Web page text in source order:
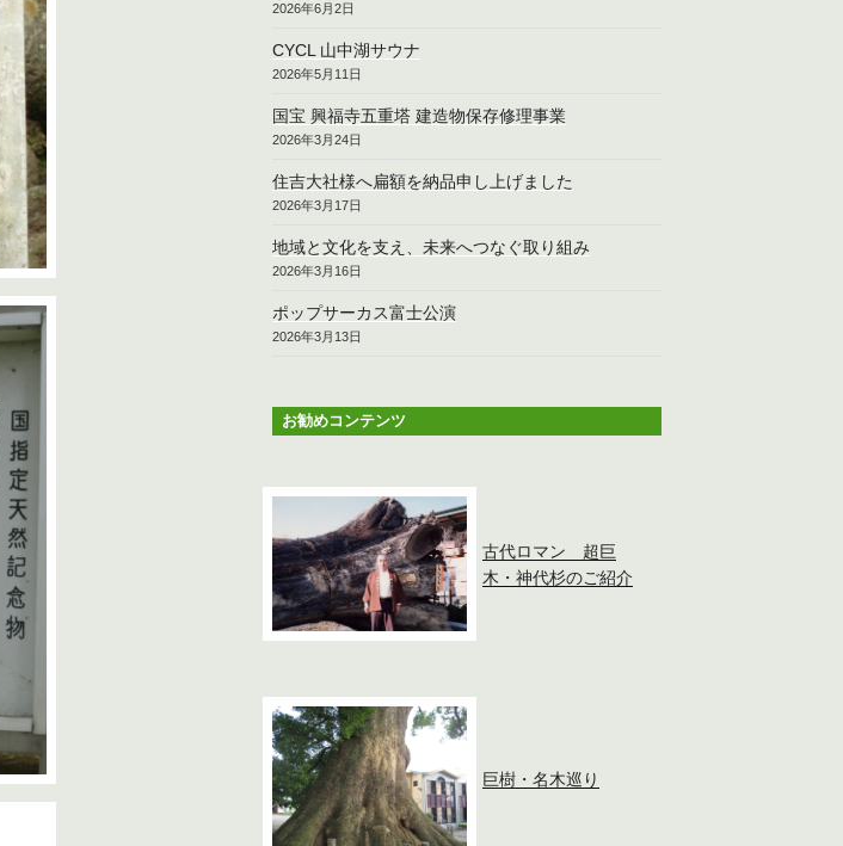
2026年6月2日
CYCL 山中湖サウナ
2026年5月11日
国宝 興福寺五重塔 建造物保存修理事業
2026年3月24日
住吉大社様へ扁額を納品申し上げました
2026年3月17日
地域と文化を支え、未来へつなぐ取り組み
2026年3月16日
ポップサーカス富士公演
2026年3月13日
お勧めコンテンツ
古代ロマン 超巨
木・神代杉のご紹介
巨樹・名木巡り